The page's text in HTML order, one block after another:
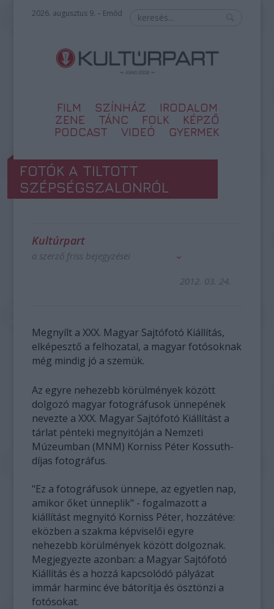
2026. augusztus 9. – Emőd
FILM SZÍNHÁZ
IRODALOM
ZENE
TÁNC FOLK
KÉPZŐ
PODCAST
VIDEÓ GYERMEK
FOTÓK A TILTOTT
SZÉPSÉGSZALONRÓL
Kultúrpart
a szerző friss bejegyzései
2012. 03. 24.
Megnyílt a XXX. Magyar Sajtófotó Kiállítás,
elképesztő a felhozatal, a magyar fotósoknak
még mindig jó a szemük.
Az egyre nehezebb körülmények között
dolgozó magyar fotográfusok ünnepének
nevezte a XXX. Magyar Sajtófotó Kiállítást a
tárlat pénteki megnyitóján a Nemzeti
Múzeumban (MNM) Korniss Péter Kossuth-
díjas fotográfus.
"Ez a fotográfusok ünnepe, az egyetlen nap,
amikor őket ünneplik" - fogalmazott a
kiállítást megnyitó Korniss Péter, hozzátéve:
eközben a szakma képviselői egyre
nehezebb körülmények között dolgoznak.
Megjegyezte azonban: a Magyar Sajtófotó
Kiállítás és a hozzá kapcsolódó pályázat
immár harminc éve bátorítja és ösztönzi a
fotósokat.